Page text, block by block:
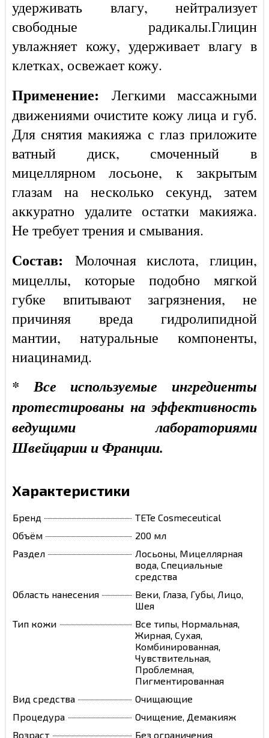
удерживать влагу, нейтрализует
свободные радикалы.Глицин
увлажняет кожу, удерживает влагу в
клетках, освежает кожу.
Применение: Легкими массажными
движениями очистите кожу лица и губ.
Для снятия макияжа с глаз приложите
ватный диск, смоченный в
мицеллярном лосьоне, к закрытым
глазам на несколько секунд, затем
аккуратно удалите остатки макияжа.
Не требует трения и смывания.
Состав: Молочная кислота, глицин,
мицеллы, которые подобно мягкой
губке впитывают загрязнения, не
причиняя вреда гидролипидной
мантии, натуральные компоненты,
ниацинамид.
* Все используемые ингредиенты
протестированы на эффективность
ведущими лабораториями
Швейцарии и Франции.
Характеристики
Бренд
TETe Cosmeceutical
Объём
200 мл
Раздел
Лосьоны, Мицеллярная
вода, Специальные
средства
Область нанесения
Веки, Глаза, Губы, Лицо,
Шея
Тип кожи
Все типы, Нормальная,
Жирная, Сухая,
Комбинированная,
Чувствительная,
Проблемная,
Пигментированная
Вид средства
Очищающие
Процедура
Очищение, Демакияж
Возраст
Без ограничения